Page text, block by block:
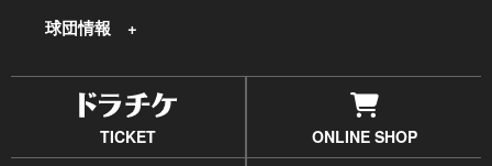
球団情報
TICKET ONLINE SHOP